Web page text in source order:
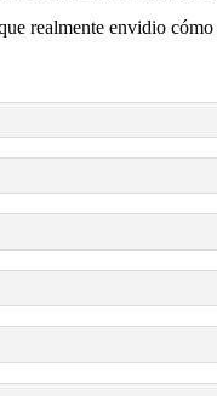
realmente envidio cómo